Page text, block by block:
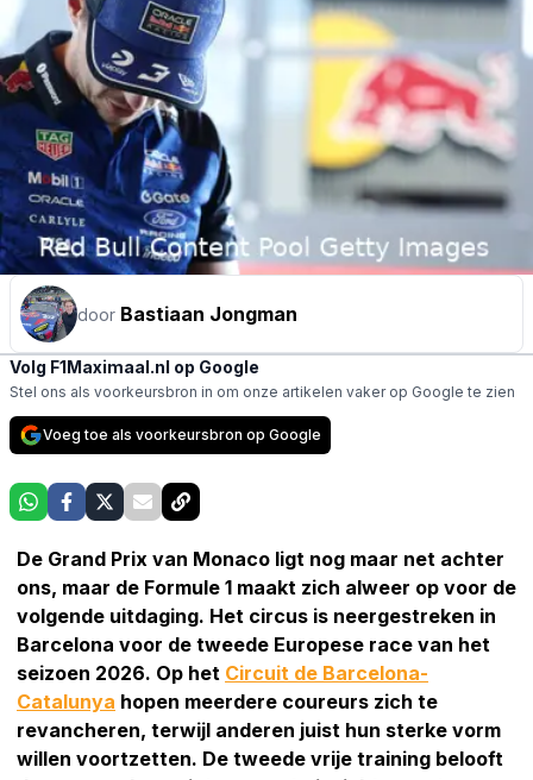
door Bastiaan Jongman
Volg F1Maximaal.nl op Google
Stel ons als voorkeursbron in om onze artikelen vaker op Google te zien
Voeg toe als voorkeursbron op Google
De Grand Prix van Monaco ligt nog maar net achter
ons, maar de Formule 1 maakt zich alweer op voor de
volgende uitdaging. Het circus is neergestreken in
Barcelona voor de tweede Europese race van het
seizoen 2026. Op het Circuit de Barcelona-
Catalunya hopen meerdere coureurs zich te
revancheren, terwijl anderen juist hun sterke vorm
willen voortzetten. De tweede vrije training belooft